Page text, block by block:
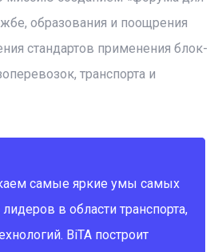
образования и поощрения
стандартов применения блок-
транспорта и
самые яркие умы самых
в области транспорта,
BiTA построит